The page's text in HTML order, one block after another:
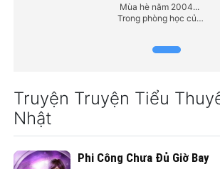
Mùa hè năm 2004...
Trong phòng học của
vẽ. Lúc này, thời tiết
Truyện Truyện Tiểu
Nhật
Phi Công Chưa Đủ Giờ Bay